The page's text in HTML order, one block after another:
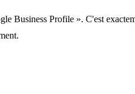
Business Profile ». C'est